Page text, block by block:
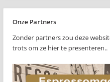
Onze Partners
Zonder partners zou deze
trots om ze hier te presenteren..